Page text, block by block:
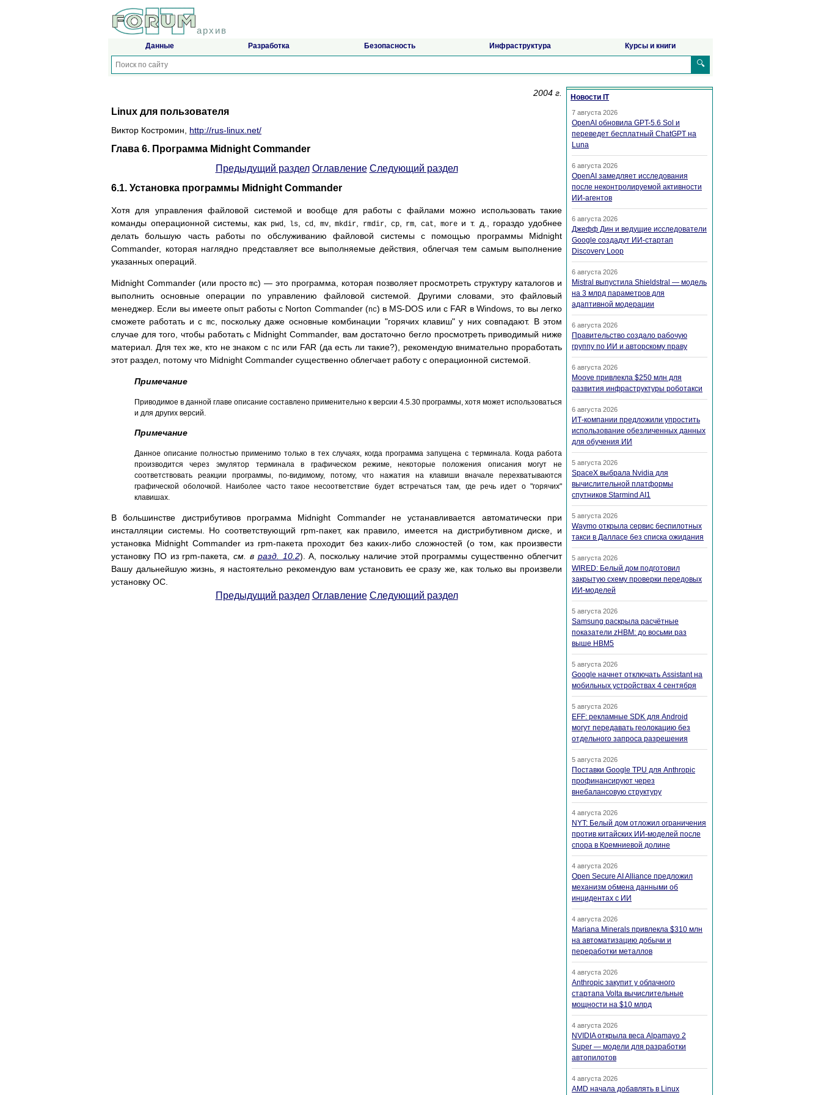
архив
Данные Разработка Безопасность Инфраструктура Курсы и книги
🔍
2004 г.
Linux для пользователя
Виктор Костромин, http://rus-linux.net/
Глава 6. Программа Midnight Commander
Предыдущий раздел Оглавление Следующий раздел
6.1. Установка программы Midnight Commander
Хотя для управления файловой системой и вообще для работы с файлами можно использовать такие
команды операционной системы, как pwd, ls ,cd mv,mkdir rmdir cp, rm ,cat moreи т. д., гораздо удобнее
делать большую часть работы по обслуживанию файловой системы с помощью программы Midnight
Commander, которая наглядно представляет все выполняемые действия, облегчая тем самым выполнение
указанных операций.
Midnight Commander (или простоmc) — это программа, которая позволяет просмотреть структуру каталогов и
выполнить основные операции по управлению файловой системой. Другими словами, это файловый
менеджер. Если вы имеете опыт работы с Norton Commander (nc) в MS-DOS или с FAR в Windows, то вы легко
сможете работать и с mc, поскольку даже основные комбинации "горячих клавиш" у них совпадают. В этом
случае для того, чтобы работать с Midnight Commander, вам достаточно бегло просмотреть приводимый ниже
материал. Для тех же, кто не знаком с ncили FAR (да есть ли такие?), рекомендую внимательно проработать
этот раздел, потому что Midnight Commander существенно облегчает работу с операционной системой.
Примечание
Приводимое в данной главе описание составлено применительно к версии 4.5.30 программы, хотя может использоваться
и для других версий.
Примечание
Данное описание полностью применимо только в тех случаях, когда программа запущена с терминала. Когда работа
производится через эмулятор терминала в графическом режиме, некоторые положения описания могут не
соответствовать реакции программы, по-видимому, потому, что нажатия на клавиши вначале перехватываются
графической оболочкой. Наиболее часто такое несоответствие будет встречаться там, где речь идет о "горячих"
клавишах.
В большинстве дистрибутивов программа Midnight Commander не устанавливается автоматически при
инсталляции системы. Но соответствующий rpm-пакет, как правило, имеется на дистрибутивном диске, и
установка Midnight Commander из rpm-пакета проходит без каких-либо сложностей (о том, как произвести
установку ПО из rpm-пакета,см. в разд. 10.2). А, поскольку наличие этой программы существенно облегчит
Вашу дальнейшую жизнь, я настоятельно рекомендую вам установить ее сразу же, как только вы произвели
установку ОС.
Предыдущий раздел Оглавление Следующий раздел
Новости IT
7 августа 2026
OpenAI обновила GPT-5.6 Sol и
переведет бесплатный ChatGPT на
Luna
6 августа 2026
OpenAI замедляет исследования
после неконтролируемой активности
ИИ-агентов
6 августа 2026
Джефф Дин и ведущие исследователи
Google создадут ИИ-стартап
Discovery Loop
6 августа 2026
Mistral выпустила Shieldstral — модель
на 3 млрд параметров для
адаптивной модерации
6 августа 2026
Правительство создало рабочую
группу по ИИ и авторскому праву
6 августа 2026
Moove привлекла $250 млн для
развития инфраструктуры роботакси
6 августа 2026
ИТ-компании предложили упростить
использование обезличенных данных
для обучения ИИ
5 августа 2026
SpaceX выбрала Nvidia для
вычислительной платформы
спутников Starmind AI1
5 августа 2026
Waymo открыла сервис беспилотных
такси в Далласе без списка ожидания
5 августа 2026
WIRED: Белый дом подготовил
закрытую схему проверки передовых
ИИ-моделей
5 августа 2026
Samsung раскрыла расчётные
показатели zHBM: до восьми раз
выше HBM5
5 августа 2026
Google начнет отключать Assistant на
мобильных устройствах 4 сентября
5 августа 2026
EFF: рекламные SDK для Android
могут передавать геолокацию без
отдельного запроса разрешения
5 августа 2026
Поставки Google TPU для Anthropic
профинансируют через
внебалансовую структуру
4 августа 2026
NYT: Белый дом отложил ограничения
против китайских ИИ-моделей после
спора в Кремниевой долине
4 августа 2026
Open Secure AI Alliance предложил
механизм обмена данными об
инцидентах с ИИ
4 августа 2026
Mariana Minerals привлекла $310 млн
на автоматизацию добычи и
переработки металлов
4 августа 2026
Anthropic закупит у облачного
стартапа Volta вычислительные
мощности на $10 млрд
4 августа 2026
NVIDIA открыла веса Alpamayo 2
Super — модели для разработки
автопилотов
4 августа 2026
AMD начала добавлять в Linux